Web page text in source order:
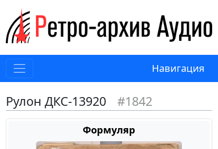
Навигация
Рулон ДКС-13920 #1842
Формуляр